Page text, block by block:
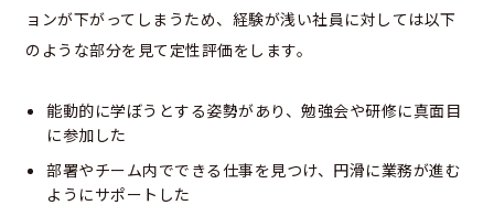
ョンが下がってしまうため、経験が浅い社員に対しては以下
のような部分を見て定性評価をします。
能動的に学ぼうとする姿勢があり、勉強会や研修に真面目
に参加した
部署やチーム内でできる仕事を見つけ、円滑に業務が進む
ようにサポートした